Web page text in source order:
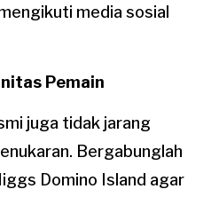
media sosial
Pemain
juga tidak jarang
Bergabunglah
Domino Island agar